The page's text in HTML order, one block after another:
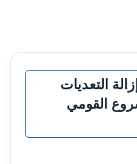
التعديات
القومي